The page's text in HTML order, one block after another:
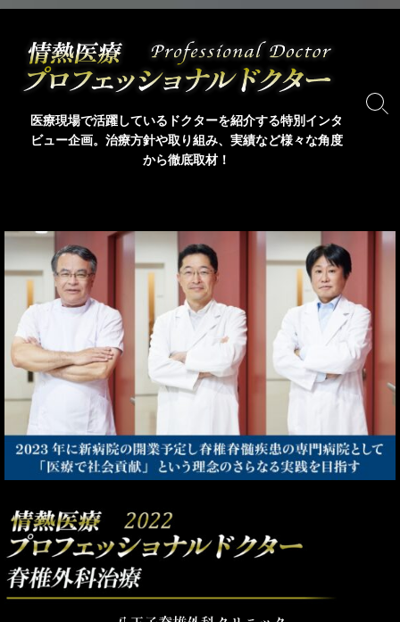
医療現場で活躍しているドクターを紹介する特別インタ
ビュー企画。治療方針や取り組み、実績など様々な角度
から徹底取材！
検